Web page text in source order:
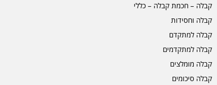
קבלה – חכמת קבלה – כללי
קבלה וחסידות
קבלה למתקדם
קבלה למתקדמים
קבלה מומלצים
קבלה סיכומים